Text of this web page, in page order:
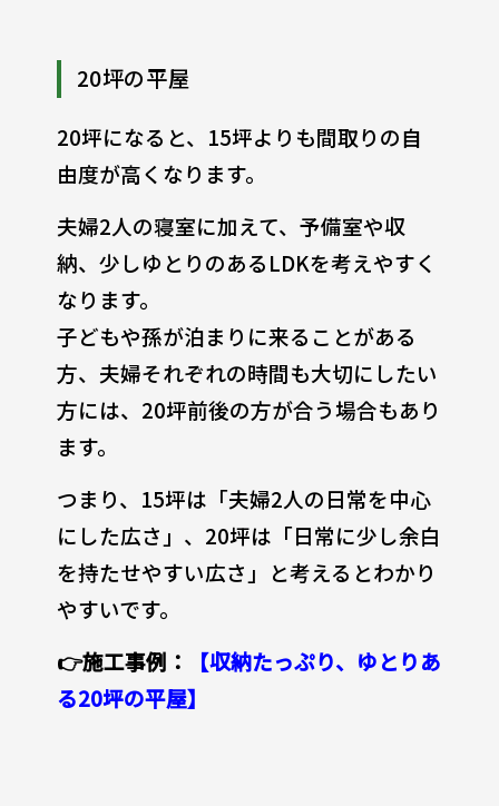
20坪の平屋
20坪になると、15坪よりも間取りの自
由度が高くなります。
夫婦2人の寝室に加えて、予備室や収
納、少しゆとりのあるLDKを考えやすく
なります。
子どもや孫が泊まりに来ることがある
方、夫婦それぞれの時間も大切にしたい
方には、20坪前後の方が合う場合もあり
ます。
つまり、15坪は「夫婦2人の日常を中心
にした広さ」、20坪は「日常に少し余白
を持たせやすい広さ」と考えるとわかり
やすいです。
👉施工事例：
【収納たっぷり、ゆとりあ
る20坪の平屋】